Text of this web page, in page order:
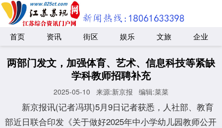
首页 资讯 街区 娱乐 文旅 企业
两部门发文，加强体育、艺术、信息科技等紧缺
学科教师招聘补充
2025-05-10 来源:新京报 编辑:菜菜
新京报讯(记者冯琪)5月9日记者获悉，人社部、教育
部近日联合印发《关于做好2025年中小学幼儿园教师公开